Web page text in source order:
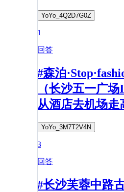
YoYo_4Q2D7G0Z
1
回答
#森泊
（长沙五一广
从酒店去机场走
YoYo_3M7T2V4N
3
回答
#长沙芙蓉中路